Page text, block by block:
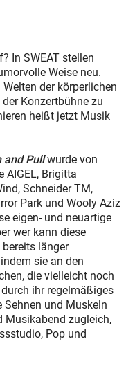
In SWEAT stellen
Weise neu.
der körperlichen
Konzertbühne zu
heißt jetzt Musik
and Pullwurde von
AIGEL, Brigitta
Schneider TM,
Park und Wooly Aziz
eigen- und neuartige
wer kann diese
länger
sie an den
die vielleicht noch
ihr regelmäßiges
Sehnen und Muskeln
Musikabend zugleich,
Pop und